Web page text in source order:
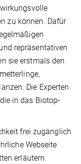
zu können. Dafür
repräsentativen
sie erstmals den
Die Experten
in das Biotop-
frei zugänglich
Webseite
erläutern.